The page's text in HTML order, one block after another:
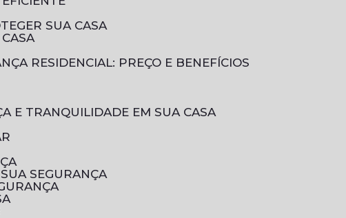
SUA CASA
RESIDENCIAL: PREÇO E BENEFÍCIOS
E TRANQUILIDADE EM SUA CASA
SEGURANÇA